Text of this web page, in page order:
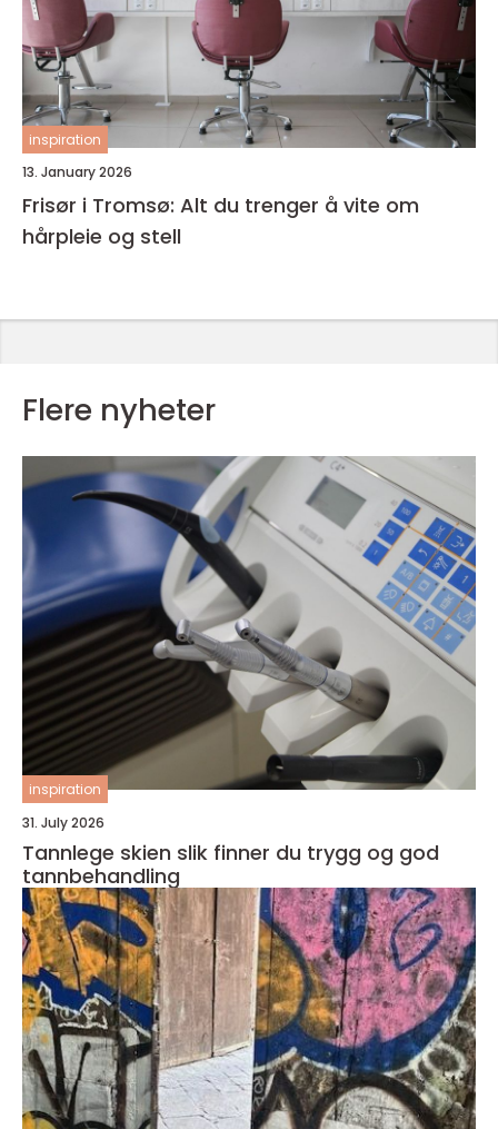
inspiration
13. January 2026
Frisør i Tromsø: Alt du trenger å vite om
hårpleie og stell
Flere nyheter
inspiration
31. July 2026
Tannlege skien slik finner du trygg og god
tannbehandling